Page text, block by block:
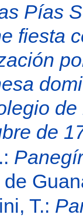
Pías
fiesta
de
de
T.: